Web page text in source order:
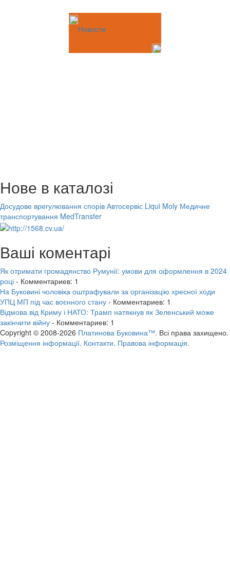
Новости
Нове в каталозі
Досудове врегулювання спорів Автосервіс Liqui Moly Медичне
транспортування MedTransfer
Ваші коментарі
Як отримати громадянство Румунії: умови для оформлення в 2024
році - Комментариев: 1
На Буковині чоловіка оштрафували за організацію хресної ходи
УПЦ МП під час воєнного стану - Комментариев: 1
Відмова від Криму і НАТО: Трамп натякнув як Зеленський може
закінчити війну - Комментариев: 1
Copyright © 2008-2026 Платинова Буковина™. Всі права захищено.
Розміщення інформації. Контакти. Правова інформація.